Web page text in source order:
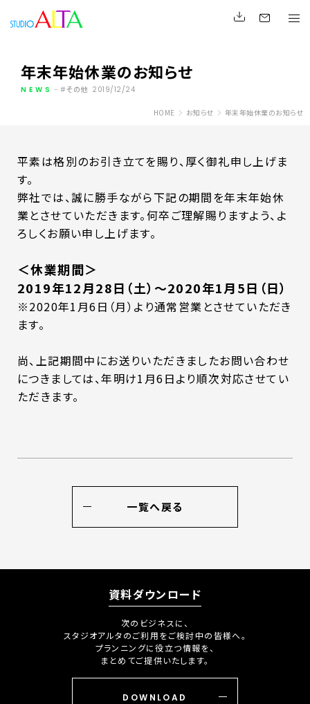
年末年始休業のお知らせ
NEWS その他 2019/12/24
HOME お知らせ 年末年始休業のお知らせ
平素は格別のお引き立てを賜り、厚く御礼申し上げま
す。
弊社では、誠に勝手ながら下記の期間を年末年始休
業とさせていただきます。何卒ご理解賜りますよう、よ
ろしくお願い申し上げます。
＜休業期間＞
2019年12月28日（土）～2020年1月5日（日）
※2020年1月6日（月）より通常営業とさせていただき
ます。
尚、上記期間中にお送りいただきましたお問い合わせ
につきましては、年明け1月6日より順次対応させてい
ただきます。
一覧へ戻る
資料ダウンロード
次のビジネスに、
スタジオアルタのご利用をご検討中の皆様へ。
プランニングに役立つ情報を、
まとめてご提供いたします。
DOWNLOAD